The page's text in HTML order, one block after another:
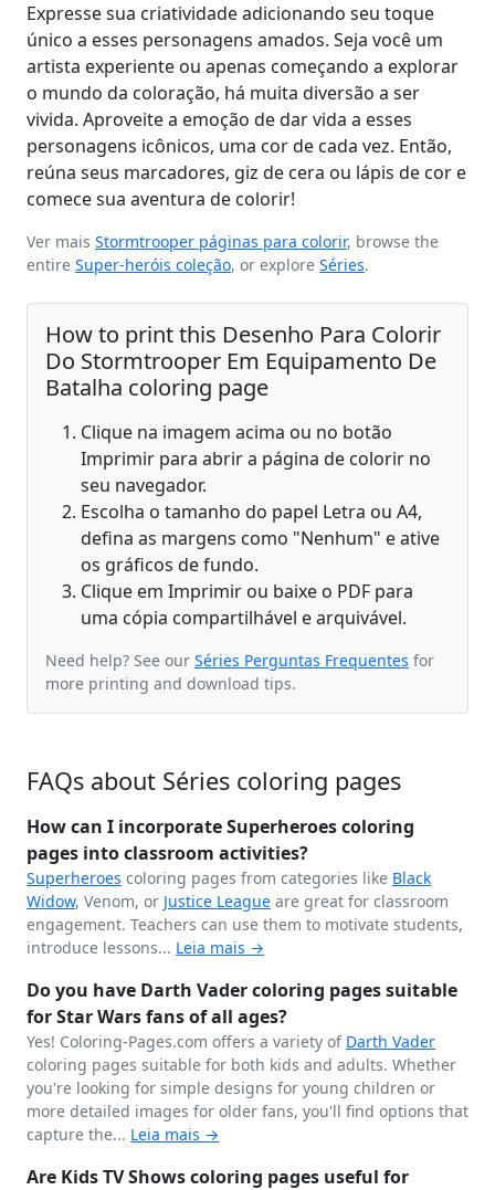
Expresse sua criatividade adicionando seu toque
único a esses personagens amados. Seja você um
artista experiente ou apenas começando a explorar
o mundo da coloração, há muita diversão a ser
vivida. Aproveite a emoção de dar vida a esses
personagens icônicos, uma cor de cada vez. Então,
reúna seus marcadores, giz de cera ou lápis de cor e
comece sua aventura de colorir!
Ver mais Stormtrooper páginas para colorir, browse the
entire Super-heróis coleção, or explore Séries.
How to print this Desenho Para Colorir
Do Stormtrooper Em Equipamento De
Batalha coloring page
Clique na imagem acima ou no botão
Imprimir para abrir a página de colorir no
seu navegador.
Escolha o tamanho do papel Letra ou A4,
defina as margens como "Nenhum" e ative
os gráficos de fundo.
Clique em Imprimir ou baixe o PDF para
uma cópia compartilhável e arquivável.
Need help? See our Séries Perguntas Frequentes for
more printing and download tips.
FAQs about Séries coloring pages
How can I incorporate Superheroes coloring
pages into classroom activities?
Superheroes coloring pages from categories like Black
Widow, Venom, or Justice League are great for classroom
engagement. Teachers can use them to motivate students,
introduce lessons... Leia mais →
Do you have Darth Vader coloring pages suitable
for Star Wars fans of all ages?
Yes! Coloring-Pages.com offers a variety of Darth Vader
coloring pages suitable for both kids and adults. Whether
you're looking for simple designs for young children or
more detailed images for older fans, you'll find options that
capture the... Leia mais →
Are Kids TV Shows coloring pages useful for